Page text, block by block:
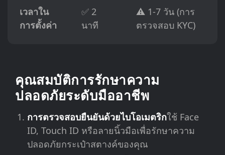
เวลาใน
การตั้งค่า
✅ 2
นาที
⚠️ 1-7 วัน (การ
ตรวจสอบ KYC)
คุณสมบัติการรักษาความ
ปลอดภัยระดับมืออาชีพ
การตรวจสอบยืนยันด้วยไบโอเมตริกใช้ Face
ID, Touch ID หรือลายนิ้วมือเพื่อรักษาความ
ปลอดภัยกระเป๋าสตางค์ของคุณ